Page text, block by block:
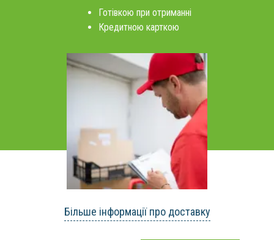
Готівкою при отриманні
Кредитною карткою
Більше інформації про доставку